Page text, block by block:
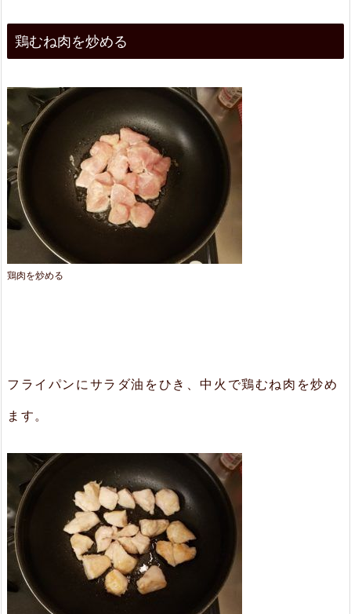
鶏むね肉を炒める
鶏肉を炒める
フライパンにサラダ油をひき、中火で鶏むね肉を炒め
ます。